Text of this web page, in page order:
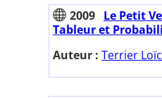
2009 Le Petit
Tableur et
Auteur : Terrier Loïc